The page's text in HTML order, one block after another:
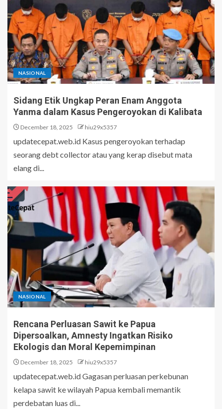
NASIONAL
Sidang Etik Ungkap Peran Enam Anggota
Yanma dalam Kasus Pengeroyokan di Kalibata
December 18, 2025 hiu29x5357
updatecepat.web.id Kasus pengeroyokan terhadap
seorang debt collector atau yang kerap disebut mata
elang di...
NASIONAL
Rencana Perluasan Sawit ke Papua
Dipersoalkan, Amnesty Ingatkan Risiko
Ekologis dan Moral Kepemimpinan
December 18, 2025 hiu29x5357
updatecepat.web.id Gagasan perluasan perkebunan
kelapa sawit ke wilayah Papua kembali memantik
perdebatan luas di...